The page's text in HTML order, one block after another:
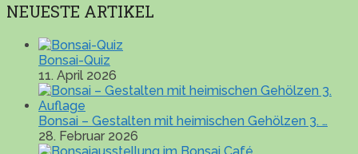
NEUESTE ARTIKEL
Bonsai-Quiz
11. April 2026
Bonsai – Gestalten mit heimischen Gehölzen 3. …
28. Februar 2026